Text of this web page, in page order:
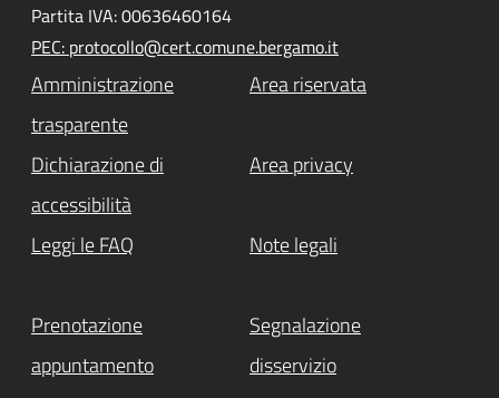
Partita IVA: 00636460164
PEC: protocollo@cert.comune.bergamo.it
Amministrazione
trasparente
Area riservata
Dichiarazione di
accessibilità
Area privacy
Leggi le FAQ Note legali
Prenotazione
appuntamento
Segnalazione
disservizio